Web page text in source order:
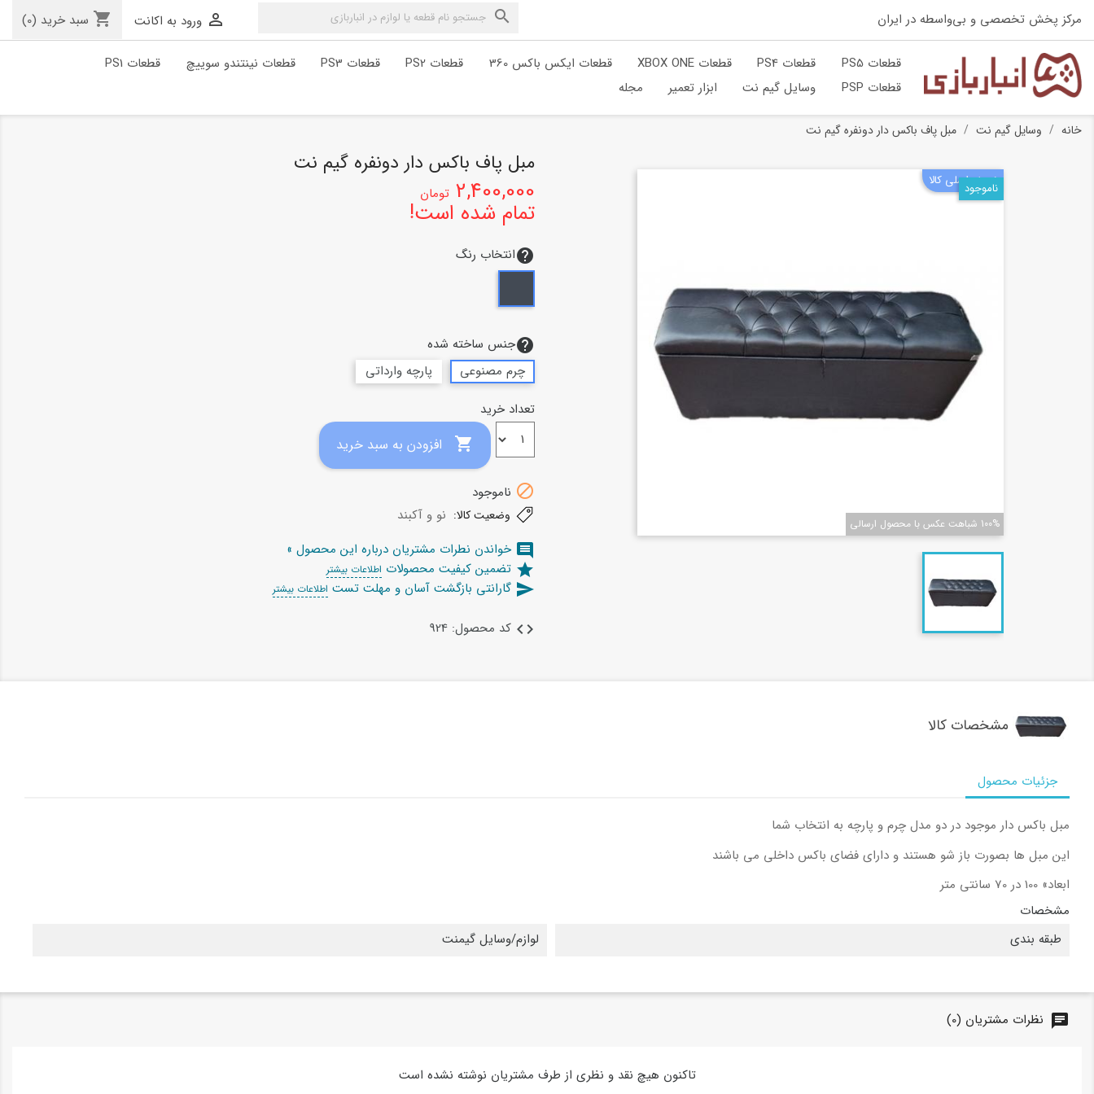
مرکز پخش تخصصی و بی‌واسطه در ایران 
 ورود به اکانت shopping_cart سبد خرید (0)
قطعات PS5 قطعات PS4 قطعات XBOX ONE قطعات ایکس باکس 360 قطعات PS2 قطعات PS3 قطعات نینتندو سوییچ
قطعات PS1
قطعات PSP
وسایل گیم نت ابزار تعمیر مجله
خانه وسایل گیم نت مبل پاف باکس دار دونفره گیم نت
نسخه اصلی کالا
ناموجود
100% شباهت عکس با محصول ارسالی
مبل پاف باکس دار دونفره گیم نت
2,400,000 تومان
تمام شده است!
helpانتخاب رنگ
helpجنس ساخته شده
چرم مصنوعی
پارچه وارداتی
تعداد خرید

 ناموجود
وضعیت کالا: نو و آکبند
comment خواندن نطرات مشتریان درباره این محصول »
star تضمین کیفیت محصولات اطلاعات بیشتر
send گارانتی بازگشت آسان و مهلت تست اطلاعات بیشتر
code کد محصول: 924
مشخصات کالا
جزئیات محصول
مبل باکس دار موجود در دو مدل چرم و پارچه به انتخاب شما
این مبل ها بصورت باز شو هستند و دارای فضای باکس داخلی می باشند
ابعاد» 100 در 70 سانتی متر
مشخصات
طبقه بندی
لوازم/وسایل گیمنت
chat نظرات مشتریان (0)
تاکنون هیچ نقد و نظری از طرف مشتریان نوشته نشده است